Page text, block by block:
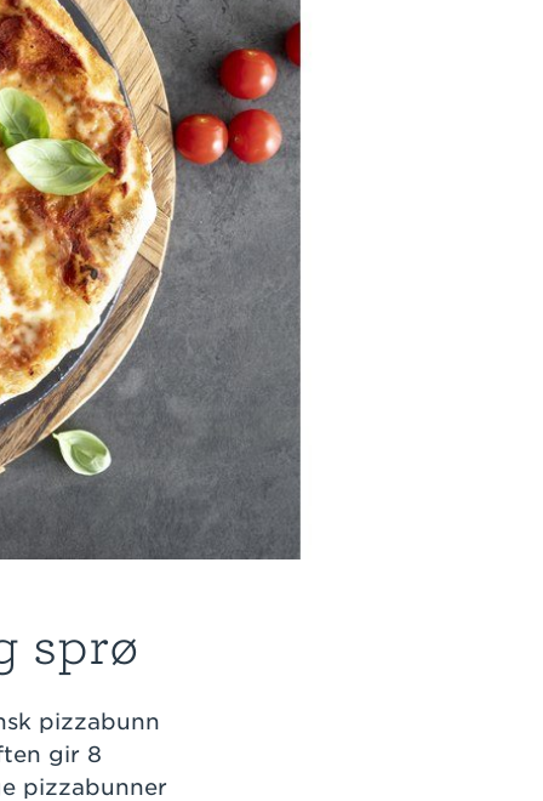
sprø
pizzabunn
gir 8
pizzabunner